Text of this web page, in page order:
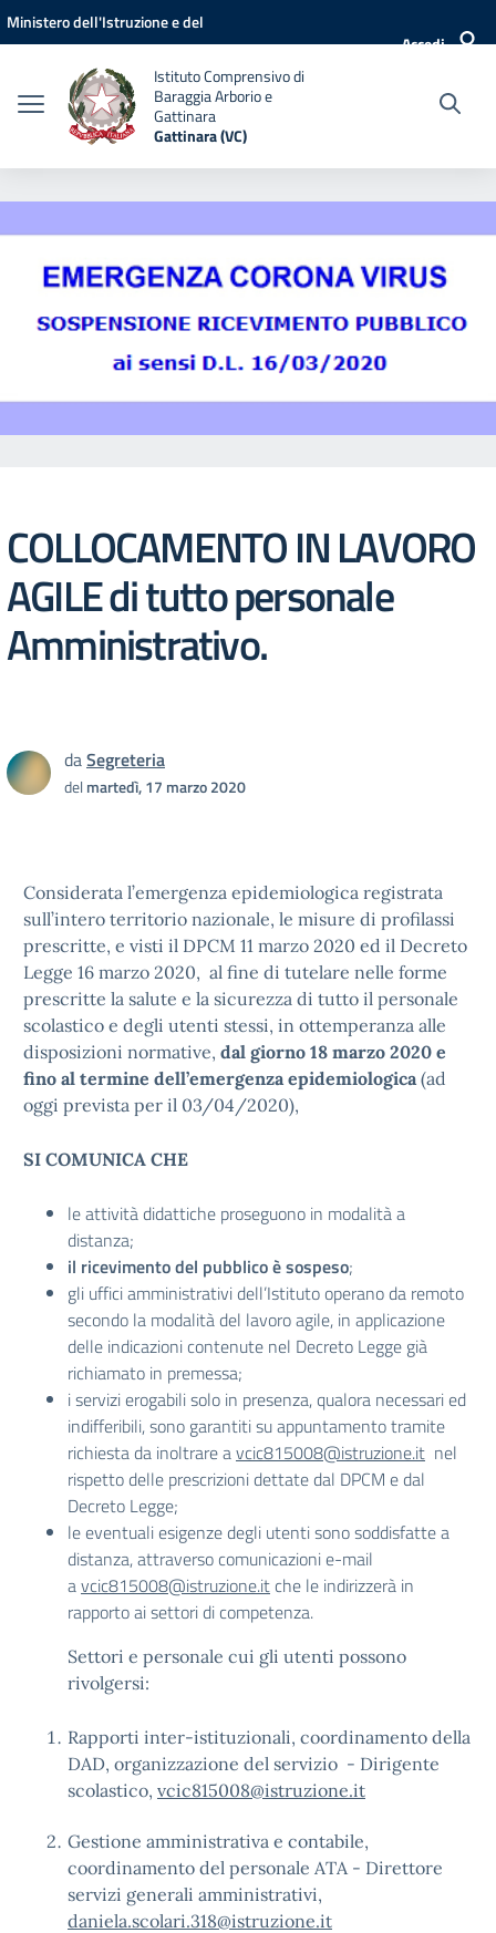
Vai ai contenuti
Vai al menu di navigazione
Vai al footer
Ministero dell'Istruzione e del
Accedi
Istituto Comprensivo di
Baraggia Arborio e
Gattinara
Gattinara (VC)
COLLOCAMENTO IN LAVORO
AGILE di tutto personale
Amministrativo.
daSegreteria
delmartedì, 17 marzo 2020
Considerata l’emergenza epidemiologica registrata
sull’intero territorio nazionale, le misure di profilassi
prescritte, e visti il DPCM 11 marzo 2020 ed il Decreto
Legge 16 marzo 2020, al fine di tutelare nelle forme
prescritte la salute e la sicurezza di tutto il personale
scolastico e degli utenti stessi, in ottemperanza alle
disposizioni normative, dal giorno 18 marzo 2020 e
fino al termine dell’emergenza epidemiologica(ad
oggi prevista per il 03/04/2020),
SI COMUNICA CHE
le attività didattiche proseguono in modalità a
distanza;
il ricevimento del pubblico è sospeso;
gli uffici amministrativi dell’Istituto operano da remoto
secondo la modalità del lavoro agile, in applicazione
delle indicazioni contenute nel Decreto Legge già
richiamato in premessa;
i servizi erogabili solo in presenza, qualora necessari ed
indifferibili, sono garantiti su appuntamento tramite
richiesta da inoltrare avcic815008@istruzione.it nel
rispetto delle prescrizioni dettate dal DPCM e dal
Decreto Legge;
le eventuali esigenze degli utenti sono soddisfatte a
distanza, attraverso comunicazioni e-mail
avcic815008@istruzione.it che le indirizzerà in
rapporto ai settori di competenza.
Settori e personale cui gli utenti possono
rivolgersi:
Rapporti inter-istituzionali, coordinamento della
DAD, organizzazione del servizio - Dirigente
scolastico, vcic815008@istruzione.it
Gestione amministrativa e contabile,
coordinamento del personale ATA - Direttore
servizi generali amministrativi,
daniela.scolari.318@istruzione.it